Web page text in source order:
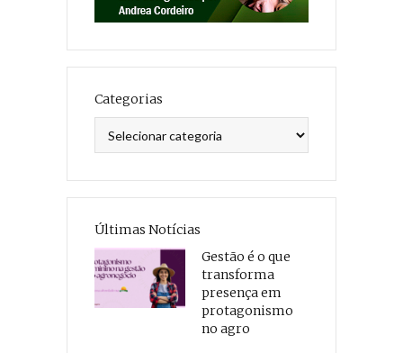
Categorias
Últimas Notícias
Gestão é o que
transforma
presença em
protagonismo
no agro